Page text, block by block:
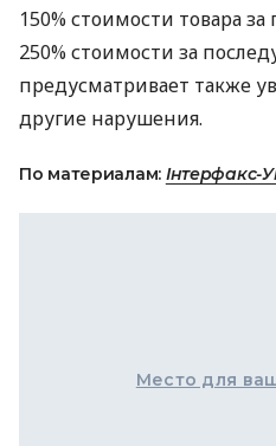
150% стоимости товара
250% стоимости за
предусматривает также
другие нарушения.
По материалам: Інтерфакс-
Место для